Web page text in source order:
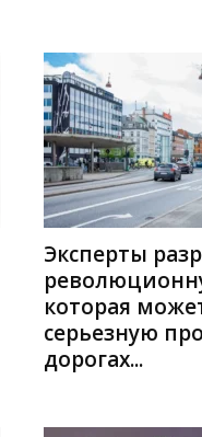
Эксперты
которая
серьезную
дорогах...